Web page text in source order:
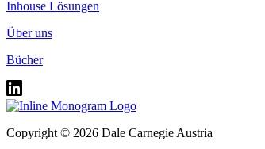
Inhouse Lösungen
Über uns
Bücher
Copyright © 2026 Dale Carnegie Austria